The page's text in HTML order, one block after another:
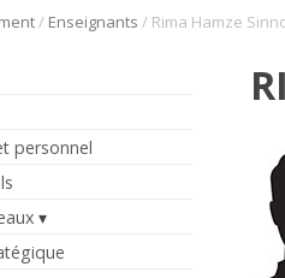
/ Enseignants / Rima Hamze
personnel